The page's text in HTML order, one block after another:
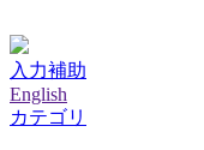
入力補助
English
カテゴリ